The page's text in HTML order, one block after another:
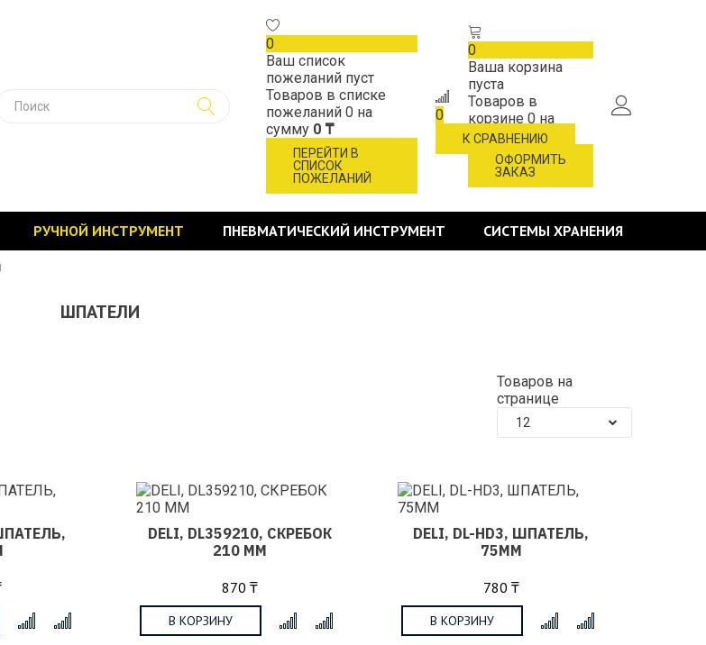
0
Ваш список
пожеланий пуст
Товаров в списке
пожеланий 0 на
сумму 0 ₸
ПЕРЕЙТИ В
СПИСОК
ПОЖЕЛАНИЙ
0
К СРАВНЕНИЮ
0
Ваша корзина
пуста
Товаров в
корзине 0 на
сумму0 ₸
ОФОРМИТЬ
ЗАКАЗ
РУЧНОЙ ИНСТРУМЕНТ ПНЕВМАТИЧЕСКИЙ ИНСТРУМЕНТ СИСТЕМЫ ХРАНЕНИЯ
ШПАТЕЛИ
Товаров на
странице
12
DELI, DL359210, СКРЕБОК
210 ММ
870 ₸
В КОРЗИНУ
DELI, DL-HD3, ШПАТЕЛЬ,
75ММ
780 ₸
В КОРЗИНУ